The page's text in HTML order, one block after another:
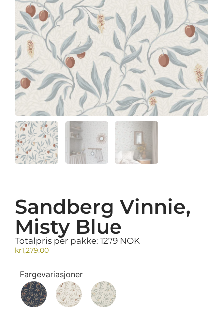
Sandberg Vinnie,
Misty Blue
Totalpris per pakke: 1279 NOK
kr1,279.00
Fargevariasjoner